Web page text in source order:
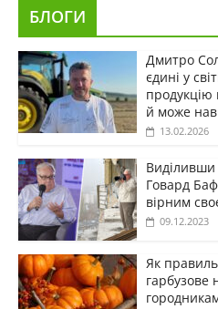
БЛОГИ
Дмитро
єдині у
продукцію
й може
13.02.2026
Виділивши
Говард
вірним
09.12.2023
Як
гарбузове